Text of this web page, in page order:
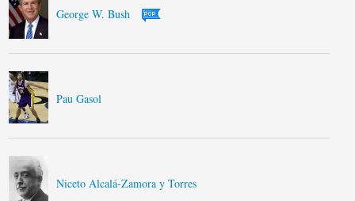
George W. Bush
Pau Gasol
Niceto Alcalá-Zamora y Torres